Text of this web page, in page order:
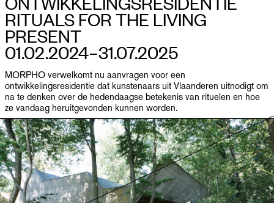
RITUALS FOR THE LIVING
PRESENT
01.02.2024–​31.07.2025
MORPHO verwelkomt nu aanvragen voor een
ontwikkelingsresidentie dat kunstenaars uit Vlaanderen uitnodigt om
na te denken over de hedendaagse betekenis van rituelen en hoe
ze vandaag heruitgevonden kunnen worden.